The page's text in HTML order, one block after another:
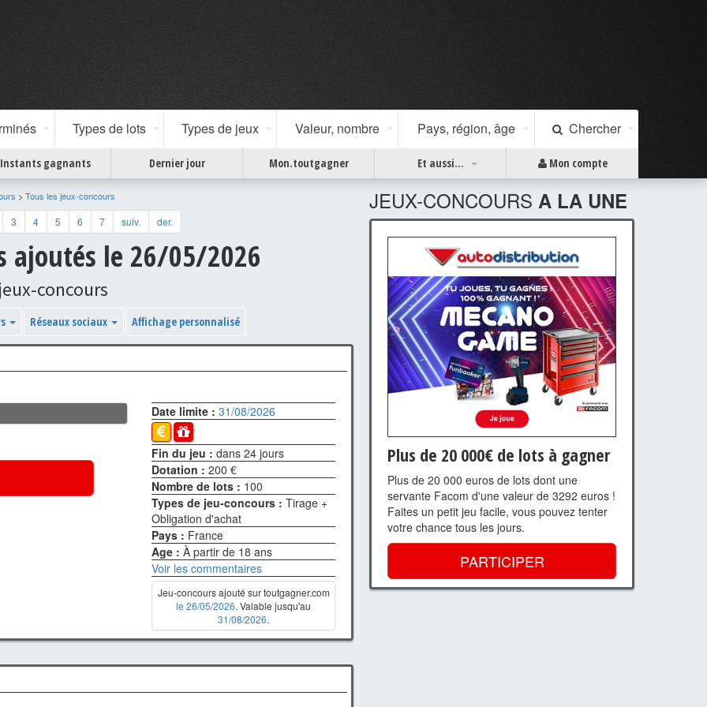
Types de lots Types de jeux Valeur, nombre Pays, région, âge Chercher
Instants gagnants Dernier jour Mon.toutgagner Et aussi... Mon compte
JEUX-CONCOURS A LA UNE
Plus de 20 000€ de lots à gagner
Plus de 20 000 euros de lots dont une
servante Facom d'une valeur de 3292 euros !
Faites un petit jeu facile, vous pouvez tenter
votre chance tous les jours.
PARTICIPER
> Tous les jeux-concours
3 4 5 6 7 suiv. der.
ajoutés le 26/05/2026
concours
Réseaux sociaux Affichage personnalisé
Date limite :31/08/2026
Fin du jeu :dans 24 jours
Dotation :200 €
Nombre de lots : 100
Types de jeu-concours :Tirage +
Obligation d'achat
Pays : France
Age :À partir de 18 ans
Voir les commentaires
Jeu-concours ajouté sur toutgagner.com
le 26/05/2026. Valable jusqu'au
31/08/2026.